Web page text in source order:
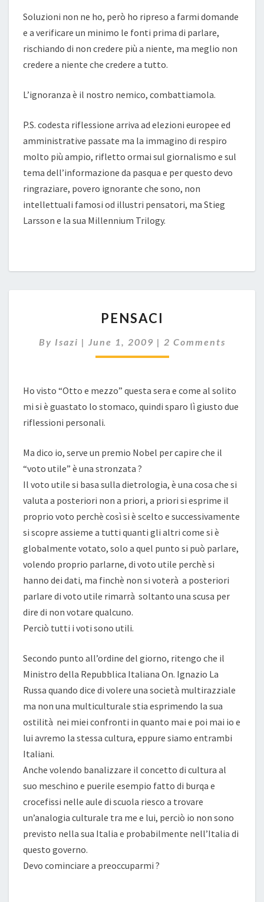
Soluzioni non ne ho, però ho ripreso a farmi domande
e a verificare un minimo le fonti prima di parlare,
rischiando di non credere più a niente, ma meglio non
credere a niente che credere a tutto.
L’ignoranza è il nostro nemico, combattiamola.
P.S. codesta riflessione arriva ad elezioni europee ed
amministrative passate ma la immagino di respiro
molto più ampio, rifletto ormai sul giornalismo e sul
tema dell’informazione da pasqua e per questo devo
ringraziare, povero ignorante che sono, non
intellettuali famosi od illustri pensatori, ma Stieg
Larsson e la sua Millennium Trilogy.
PENSACI
By Isazi | June 1, 2009 | Comments
2 Comments
Ho visto “Otto e mezzo” questa sera e come al solito
mi si è guastato lo stomaco, quindi sparo lì giusto due
riflessioni personali.
Ma dico io, serve un premio Nobel per capire che il
“voto utile” è una stronzata ?
Il voto utile si basa sulla dietrologia, è una cosa che si
valuta a posteriori non a priori, a priori si esprime il
proprio voto perchè così si è scelto e successivamente
si scopre assieme a tutti quanti gli altri come si è
globalmente votato, solo a quel punto si può parlare,
volendo proprio parlarne, di voto utile perchè si
hanno dei dati, ma finchè non si voterà a posteriori
parlare di voto utile rimarrà soltanto una scusa per
dire di non votare qualcuno.
Perciò tutti i voti sono utili.
Secondo punto all’ordine del giorno, ritengo che il
Ministro della Repubblica Italiana On. Ignazio La
Russa quando dice di volere una società multirazziale
ma non una multiculturale stia esprimendo la sua
ostilità nei miei confronti in quanto mai e poi mai io e
lui avremo la stessa cultura, eppure siamo entrambi
Italiani.
Anche volendo banalizzare il concetto di cultura al
suo meschino e puerile esempio fatto di burqa e
crocefissi nelle aule di scuola riesco a trovare
un’analogia culturale tra me e lui, perciò io non sono
previsto nella sua Italia e probabilmente nell’Italia di
questo governo.
Devo cominciare a preoccuparmi ?